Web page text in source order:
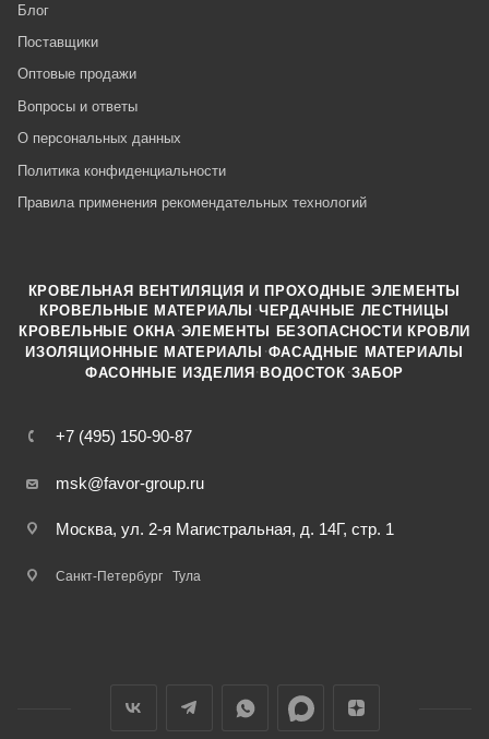
Блог
Поставщики
Оптовые продажи
Вопросы и ответы
О персональных данных
Политика конфиденциальности
Правила применения рекомендательных технологий
+7 (495) 150-90-87
msk@favor-group.ru
Москва, ул. 2-я Магистральная, д. 14Г, стр. 1
Санкт-Петербург Тула
КРОВЕЛЬНАЯ ВЕНТИЛЯЦИЯ И ПРОХОДНЫЕ ЭЛЕМЕНТЫ
КРОВЕЛЬНЫЕ МАТЕРИАЛЫ ·ЧЕРДАЧНЫЕ ЛЕСТНИЦЫ
КРОВЕЛЬНЫЕ ОКНА ·ЭЛЕМЕНТЫ БЕЗОПАСНОСТИ КРОВЛИ
ИЗОЛЯЦИОННЫЕ МАТЕРИАЛЫ ·ФАСАДНЫЕ МАТЕРИАЛЫ
ФАСОННЫЕ ИЗДЕЛИЯ ·ВОДОСТОК ·ЗАБОР